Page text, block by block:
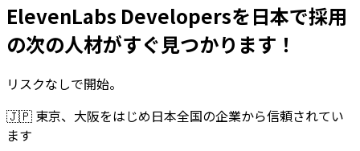
ElevenLabs Developersを日本で採用
の次の人材がすぐ見つかります！
リスクなしで開始。
🇯🇵 東京、大阪をはじめ日本全国の企業から信頼されてい
ます